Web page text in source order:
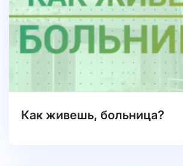
Как живешь, больница?